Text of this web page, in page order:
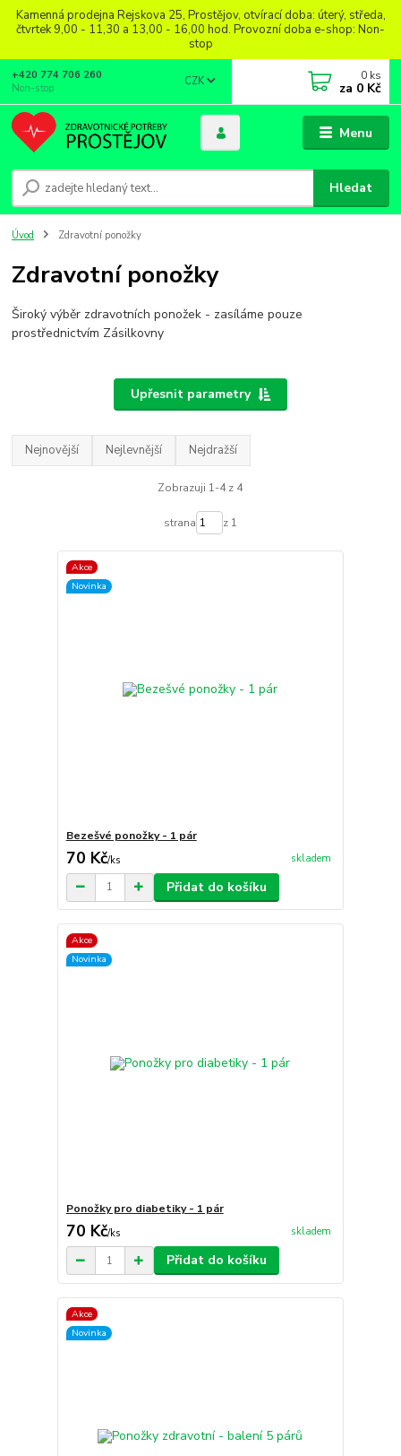
Kamenná prodejna Rejskova 25, Prostějov, otvírací doba: úterý, středa,
čtvrtek 9,00 - 11,30 a 13,00 - 16,00 hod. Provozní doba e-shop: Non-
stop
Menu
CZK
Hledat
+420 774 706 260
Non-stop
0 ks
za 0 Kč
Úvod Zdravotní ponožky
Zdravotní ponožky
Široký výběr zdravotních ponožek - zasíláme pouze
prostřednictvím Zásilkovny
Upřesnit parametry
Nejnovější Nejlevnější Nejdražší
Zobrazuji 1-4 z 4
strana z 1
Akce
Novinka
Bezešvé ponožky - 1 pár
70 Kč/ks skladem
Přidat do košíku
Akce
Novinka
Ponožky pro diabetiky - 1 pár
70 Kč/ks skladem
Přidat do košíku
Akce
Novinka